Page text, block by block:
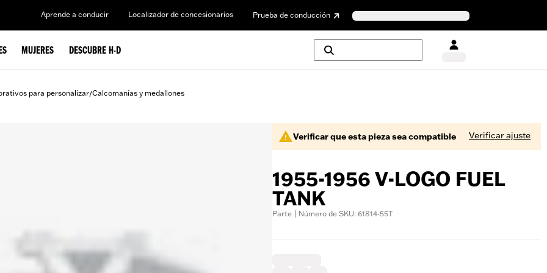
Aprende a conducir Localizador de concesionarios Prueba de conducción
MUJERES DESCUBRE H-D
para personalizar/Calcomanías y medallones
Verificar que esta pieza sea compatible Verificar ajuste
1955-1956 V-LOGO FUEL
TANK
Parte | Número de SKU: 61814-55T